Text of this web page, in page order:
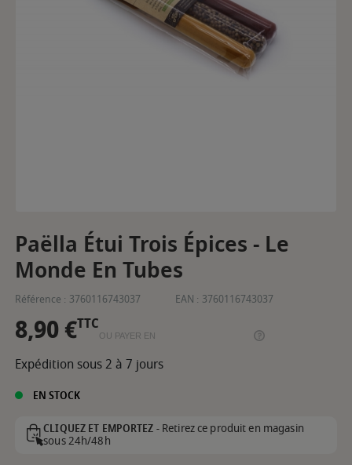
Paëlla Étui Trois Épices - Le
Monde En Tubes
Référence : 3760116743037 EAN : 3760116743037
8,90 €TTC
OU PAYER EN
Expédition sous 2 à 7 jours
EN STOCK
CLIQUEZ ET EMPORTEZ -Retirez ce produit en magasin
sous 24h/48h